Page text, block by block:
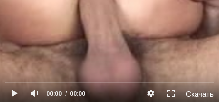
00:00 00:00 Скачать